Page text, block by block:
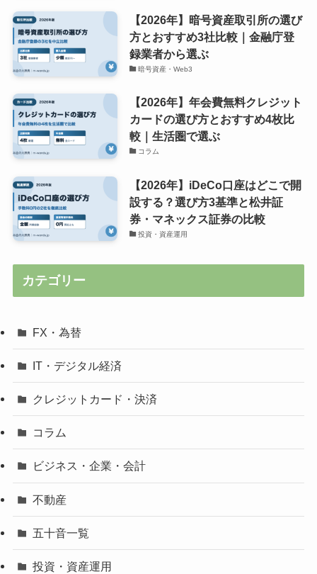
【2026年】暗号資産取引所の選び
方とおすすめ3社比較｜金融庁登
録業者から選ぶ
暗号資産・Web3
【2026年】年会費無料クレジット
カードの選び方とおすすめ4枚比
較｜生活圏で選ぶ
コラム
【2026年】iDeCo口座はどこで開
設する？選び方3基準と松井証
券・マネックス証券の比較
投資・資産運用
カテゴリー
FX・為替
IT・デジタル経済
クレジットカード・決済
コラム
ビジネス・企業・会計
不動産
五十音一覧
投資・資産運用